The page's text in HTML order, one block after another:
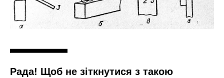
Рада! Щоб не зіткнутися з такою